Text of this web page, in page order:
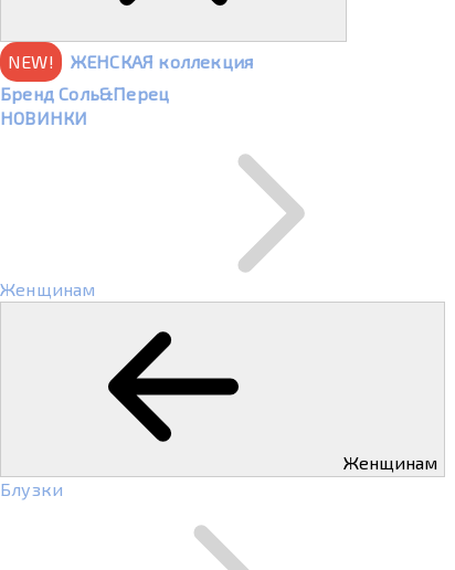
NEW!
ЖЕНСКАЯ коллекция
Бренд Соль&Перец
НОВИНКИ
Женщинам
Женщинам
Блузки